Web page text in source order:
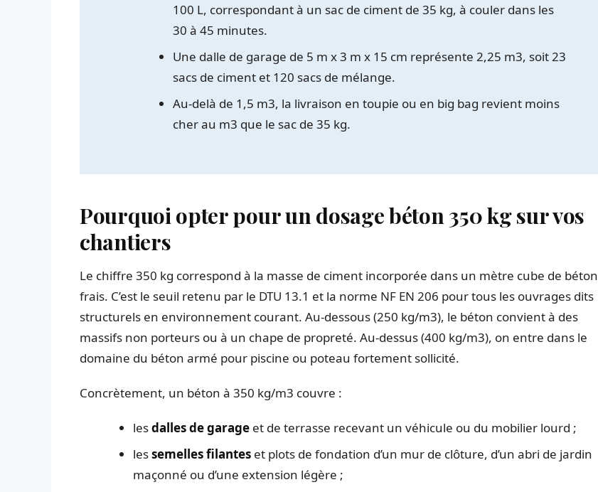
100 L, correspondant à un sac de ciment de 35 kg, à couler dans les
30 à 45 minutes.
Une dalle de garage de 5 m x 3 m x 15 cm représente 2,25 m3, soit 23
sacs de ciment et 120 sacs de mélange.
Au-delà de 1,5 m3, la livraison en toupie ou en big bag revient moins
cher au m3 que le sac de 35 kg.
Pourquoi opter pour un dosage béton 350 kg sur vos
chantiers
Le chiffre 350 kg correspond à la masse de ciment incorporée dans un mètre cube de béton
frais. C’est le seuil retenu par le DTU 13.1 et la norme NF EN 206 pour tous les ouvrages dits
structurels en environnement courant. Au-dessous (250 kg/m3), le béton convient à des
massifs non porteurs ou à un chape de propreté. Au-dessus (400 kg/m3), on entre dans le
domaine du béton armé pour piscine ou poteau fortement sollicité.
Concrètement, un béton à 350 kg/m3 couvre :
lesdalles de garage et de terrasse recevant un véhicule ou du mobilier lourd ;
lessemelles filantes et plots de fondation d’un mur de clôture, d’un abri de jardin
maçonné ou d’une extension légère ;